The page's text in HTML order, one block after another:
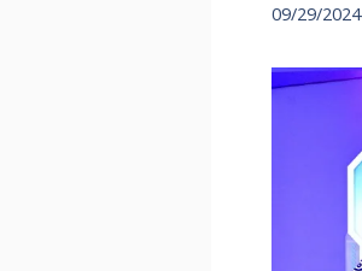
09/29/2024